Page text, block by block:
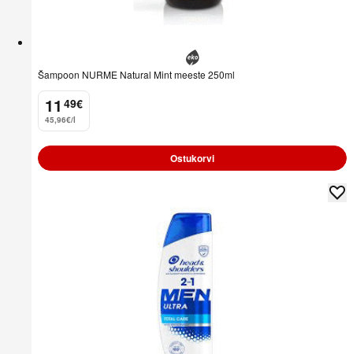
Šampoon NURME Natural Mint meeste 250ml
11
. 49€
45,96€/l
Ostukorvi